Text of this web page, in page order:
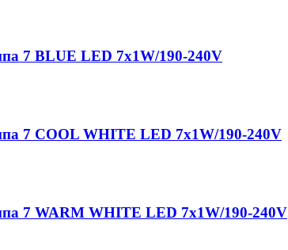
7 BLUE LED 7x1W/190-240V
7 COOL WHITE LED 7x1W/190-240V
7 WARM WHITE LED 7x1W/190-240V